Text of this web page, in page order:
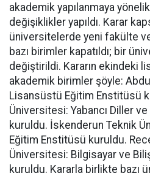
akademik yapılanmaya
değişiklikler yapıldı. Karar
üniversitelerde yeni fakülte
bazı birimler kapatıldı; bir
değiştirildi. Kararın ekindeki
akademik birimler şöyle:
Lisansüstü Eğitim Enstitüsü
Üniversitesi: Yabancı Diller
kuruldu. İskenderun Teknik
Eğitim Enstitüsü kuruldu.
Üniversitesi: Bilgisayar ve
kuruldu. Kararla birlikte bazı